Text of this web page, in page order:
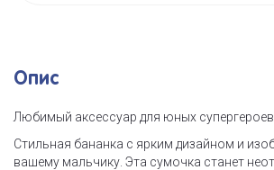
Опис
Любимый аксессуар для юных
Стильная бананка с ярким дизайном и
вашему мальчику. Эта сумочка станет